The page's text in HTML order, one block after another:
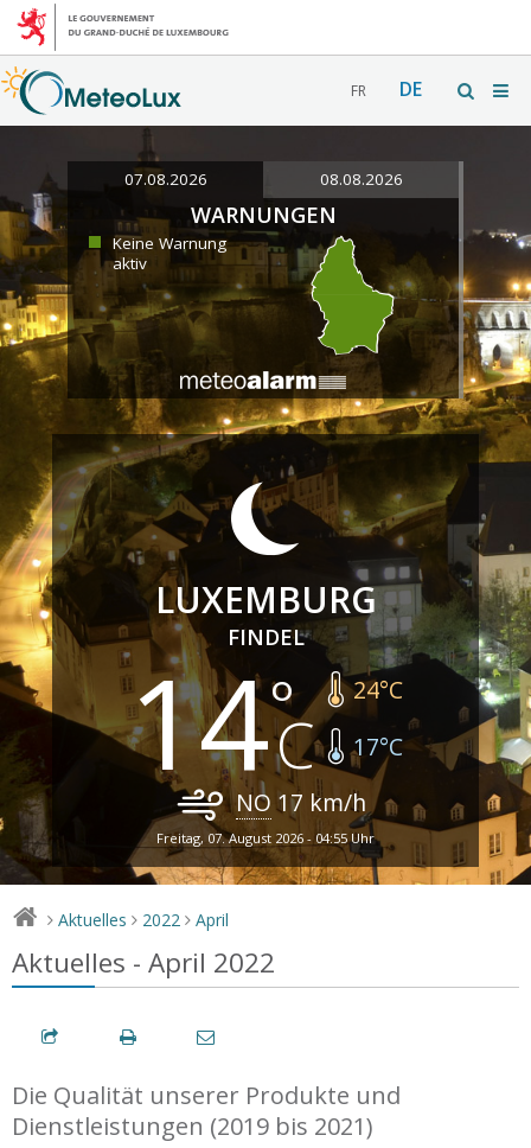
FR DE
07.08.2026 08.08.2026
WARNUNGEN
Keine Warnung
aktiv
LUXEMBURG
FINDEL
14 24°C
17°C
NO 17 km/h
Freitag, 07. August 2026 - 04:55 Uhr
> Aktuelles > 2022 > April
Aktuelles - April 2022
Die Qualität unserer Produkte und
Dienstleistungen (2019 bis 2021)